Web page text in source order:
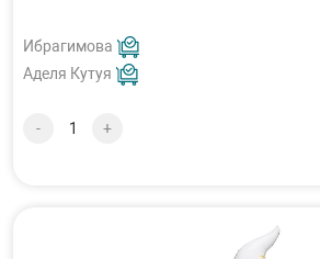
Ибрагимова
Аделя Кутуя
- +